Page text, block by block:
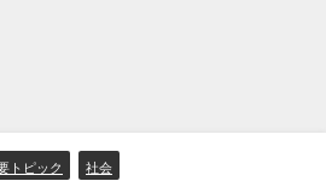
トピック 社会